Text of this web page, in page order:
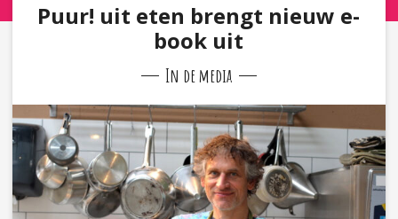
Puur! uit eten brengt nieuw e-
book uit
In de media